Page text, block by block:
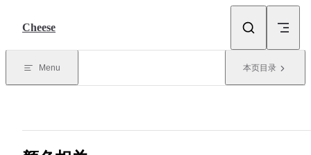
Cheese
Menu 本页目录